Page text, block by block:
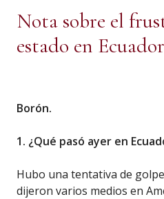
Nota sobre el
estado en
Borón.
1. ¿Qué pasó ayer en
Hubo una tentativa de
dijeron varios medios en